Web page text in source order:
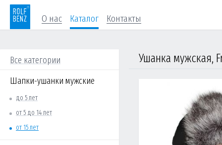
О нас Каталог Контакты
Все категории
Шапки-ушанки мужские
до 5 лет
от 5 до 14 лет
от 15 лет
Ушанка мужская,